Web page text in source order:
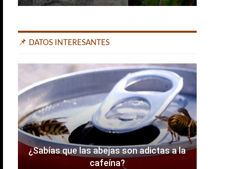
📌 DATOS INTERESANTES
¿Sabías que las abejas son adictas a la
cafeína?